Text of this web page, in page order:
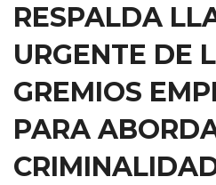
RESPALDA
URGENTE DE
GREMIOS
PARA